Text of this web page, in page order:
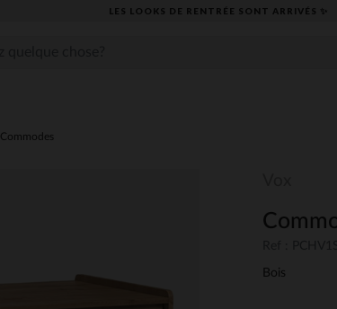
LES LOOKS DE RENTRÉE SONT ARRIVÉS ✨
Commodes
Bois